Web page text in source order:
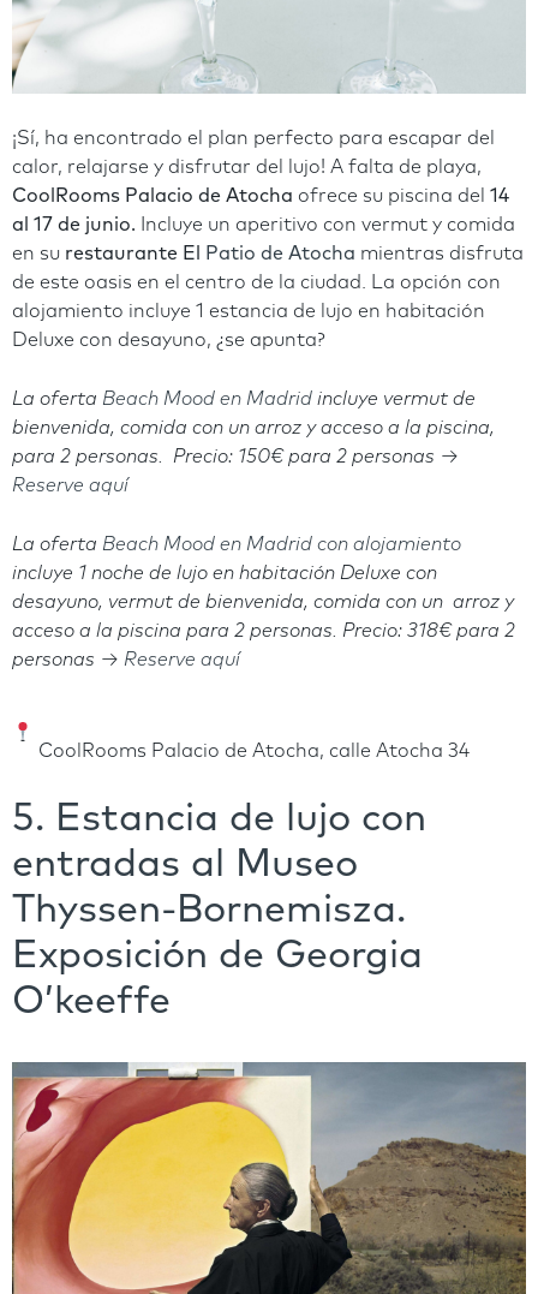
¡Sí, ha encontrado el plan perfecto para escapar del
calor, relajarse y disfrutar del lujo! A falta de playa,
CoolRooms Palacio de Atocha ofrece su piscina del 14
al 17 de junio.
Incluye un aperitivo con vermut y comida
en su restaurante El Patio de Atocha mientras disfruta
de este oasis en el centro de la ciudad. La opción con
alojamiento incluye 1 estancia de lujo en habitación
Deluxe con desayuno, ¿se apunta?
La oferta Beach Mood en Madrid incluye vermut de
bienvenida, comida con un arroz y acceso a la piscina,
para 2 personas. Precio: 150€ para 2 personas →
Reserve aquí
La oferta Beach Mood en Madrid con alojamiento
incluye 1 noche de lujo en habitación Deluxe con
desayuno, vermut de bienvenida, comida con un arroz y
acceso a la piscina para 2 personas. Precio: 318€ para 2
personas → Reserve aquí
CoolRooms Palacio de Atocha, calle Atocha 34
5. Estancia de lujo con
entradas al Museo
Thyssen-Bornemisza.
Exposición de Georgia
O’keeffe